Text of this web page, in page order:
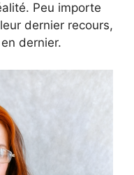
Peu importe
dernier recours,
dernier.